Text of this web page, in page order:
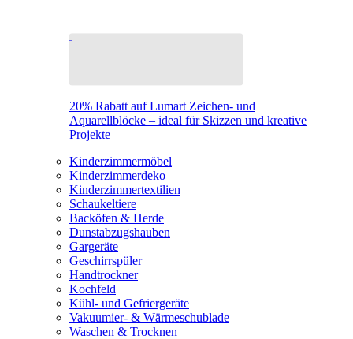
20% Rabatt auf Lumart Zeichen- und
Aquarellblöcke – ideal für Skizzen und kreative
Projekte
Kinderzimmermöbel
Kinderzimmerdeko
Kinderzimmertextilien
Schaukeltiere
Backöfen & Herde
Dunstabzugshauben
Gargeräte
Geschirrspüler
Handtrockner
Kochfeld
Kühl- und Gefriergeräte
Vakuumier- & Wärmeschublade
Waschen & Trocknen